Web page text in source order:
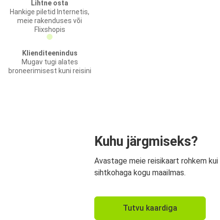
Lihtne osta
Hankige piletid Internetis,
meie rakenduses või
Flixshopis
Klienditeenindus
Mugav tugi alates
broneerimisest kuni reisini
Kuhu järgmiseks?
Avastage meie reisikaart rohkem
sihtkohaga kogu maailmas.
Tutvu kaardiga